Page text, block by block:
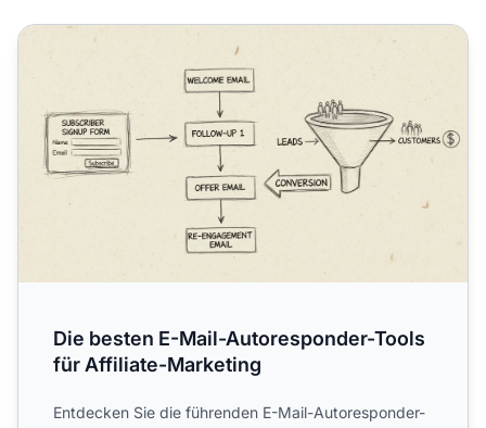
Die besten E-Mail-Autoresponder-Tools für Affiliate-
Die besten E-Mail-Autoresponder-Tools
für Affiliate-Marketing
Entdecken Sie die führenden E-Mail-Autoresponder-